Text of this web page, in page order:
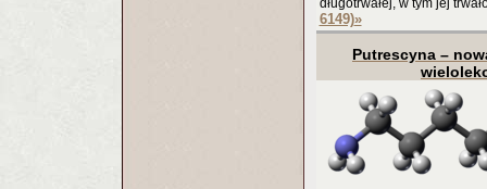
długotrwałej, w tym jej
6149)»
Putrescyna –